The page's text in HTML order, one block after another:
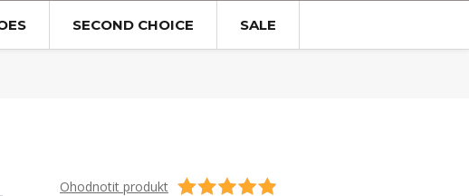
SECOND CHOICE SALE
Ohodnotit produkt